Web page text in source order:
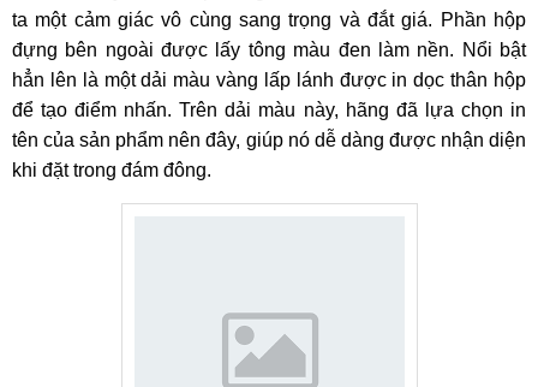
ta một cảm giác vô cùng sang trọng và đắt giá. Phần hộp
đựng bên ngoài được lấy tông màu đen làm nền. Nổi bật
hẳn lên là một dải màu vàng lấp lánh được in dọc thân hộp
để tạo điểm nhấn. Trên dải màu này, hãng đã lựa chọn in
tên của sản phẩm nên đây, giúp nó dễ dàng được nhận diện
khi đặt trong đám đông.